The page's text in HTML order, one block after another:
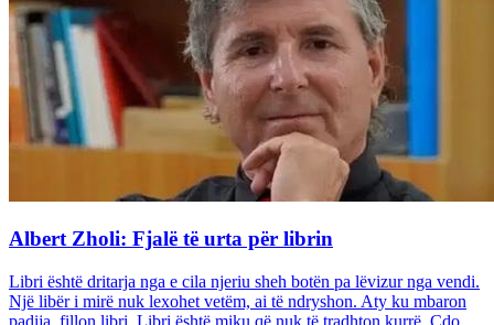
Albert Zholi: Fjalë të urta për librin
Libri është dritarja nga e cila njeriu sheh botën pa lëvizur nga vendi.
Një libër i mirë nuk lexohet vetëm, ai të ndryshon. Aty ku mbaron
padija, fillon libri. Libri është miku që nuk të tradhton kurrë. Çdo